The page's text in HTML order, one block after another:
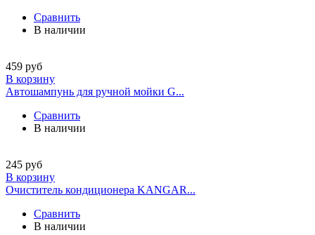
Сравнить
В наличии
459 руб
В корзину
Автошампунь для ручной мойки G...
Сравнить
В наличии
245 руб
В корзину
Очиститель кондиционера KANGAR...
Сравнить
В наличии